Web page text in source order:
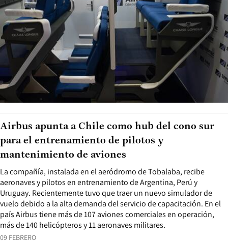
09 FEBRERO
La compañía, instalada en el aeródromo de Tobalaba, recibe
aeronaves y pilotos en entrenamiento de Argentina, Perú y
Uruguay. Recientemente tuvo que traer un nuevo simulador de
vuelo debido a la alta demanda del servicio de capacitación. En el
país Airbus tiene más de 107 aviones comerciales en operación,
más de 140 helicópteros y 11 aeronaves militares.
Airbus apunta a Chile como hub del cono sur
para el entrenamiento de pilotos y
mantenimiento de aviones